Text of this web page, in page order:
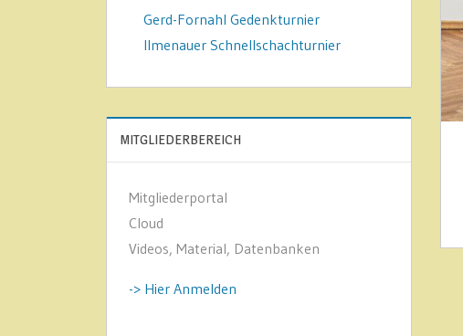
Gerd-Fornahl Gedenkturnier
Ilmenauer Schnellschachturnier
MITGLIEDERBEREICH
Mitgliederportal
Cloud
Videos, Material, Datenbanken
-> Hier Anmelden